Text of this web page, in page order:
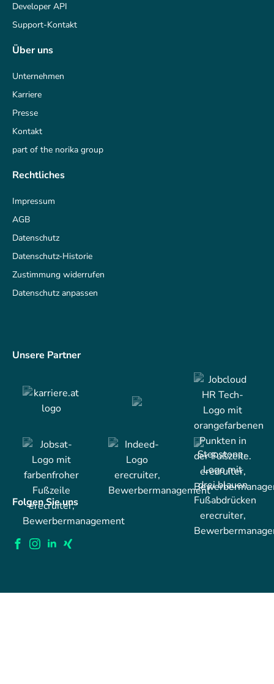
Developer API
Support-Kontakt
Über uns
Unternehmen
Karriere
Presse
Kontakt
part of the norika group
Rechtliches
Impressum
AGB
Datenschutz
Datenschutz-Historie
Zustimmung widerrufen
Datenschutz anpassen
Unsere Partner
Folgen Sie uns